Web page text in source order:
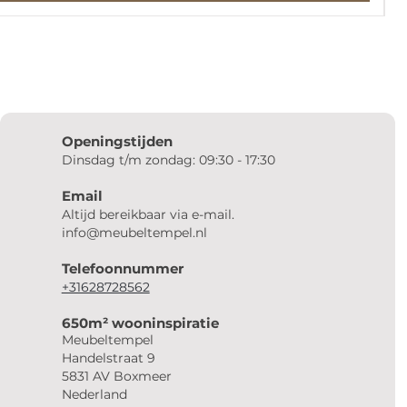
Openingstijden
Dinsdag t/m zondag: 09:30 - 17:30
Email
Altijd bereikbaar via e-mail.
info@meubeltempel.nl
Telefoonnummer
+31628728562
650m² wooninspiratie
Meubeltempel
Handelstraat 9
5831 AV Boxmeer
Nederland